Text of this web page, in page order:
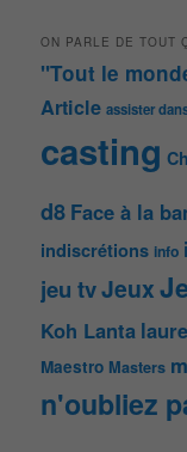
ON PARLE DE TOUT
"Tout le
Article assister
casting
d8 Face à la
indiscrétions info
jeu tvJeux
Koh Lanta
Maestro Masters
n'oubliez